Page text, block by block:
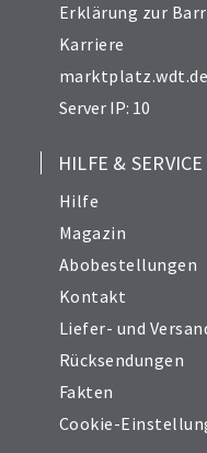
Erklärung zur
Karriere
Server IP: 10
HILFE & SERVICE
Hilfe
Magazin
Abobestellungen
Kontakt
Liefer- und
Rücksendungen
Fakten
Cookie-